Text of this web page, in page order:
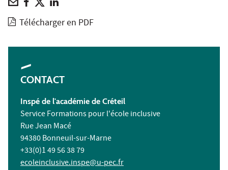
Télécharger en PDF
CONTACT
Inspé de l'académie de Créteil
Service Formations pour l'école inclusive
Rue Jean Macé
94380 Bonneuil-sur-Marne
+33(0)1 49 56 38 79
ecoleinclusive.inspe@u-pec.fr